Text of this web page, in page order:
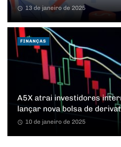
13 de janeiro de 2025
A5X atrai investidores
lançar nova bolsa de
10 de janeiro de 2025
FINANÇAS